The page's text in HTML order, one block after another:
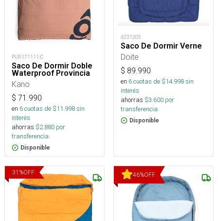
PUR171111-C
Saco De Dormir Doble
Waterproof Provincia
Kano
$ 71.990
en 6cuotas de $11.998sin
interés
ahorras $2.880 por
transferencia.
Disponible
d231205
Saco De Dormir Verne
Doite
$ 89.990
en 6cuotas de $14.998sin
interés
ahorras $3.600 por
transferencia.
Disponible
31 %OFF 46%OFF